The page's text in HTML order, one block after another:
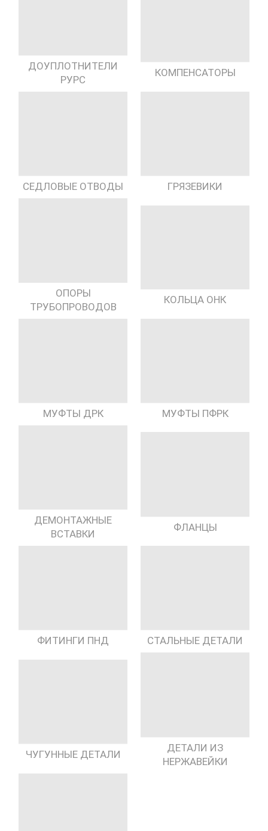
ДОУПЛОТНИТЕЛИ
РУРС
КОМПЕНСАТОРЫ
СЕДЛОВЫЕ ОТВОДЫ ГРЯЗЕВИКИ
ОПОРЫ
ТРУБОПРОВОДОВ
КОЛЬЦА ОНК
МУФТЫ ДРК МУФТЫ ПФРК
ДЕМОНТАЖНЫЕ
ВСТАВКИ
ФЛАНЦЫ
ФИТИНГИ ПНД СТАЛЬНЫЕ ДЕТАЛИ
ЧУГУННЫЕ ДЕТАЛИ
ДЕТАЛИ ИЗ
НЕРЖАВЕЙКИ